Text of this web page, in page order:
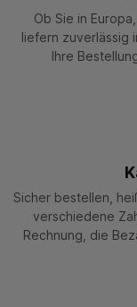
Ob Sie in
liefern zuverlässig
Ihre
Sicher bestellen,
verschiedene
Rechnung, die